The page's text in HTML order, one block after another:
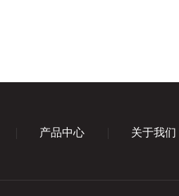
产品中心 关于我们